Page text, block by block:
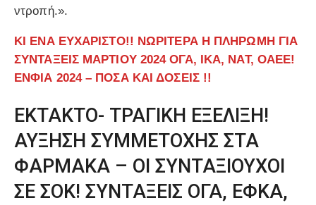
ντροπή.».
ΚΙ ΕΝΑ ΕΥΧΑΡΙΣΤΟ!! ΝΩΡΙΤΕΡΑ Η ΠΛΗΡΩΜΗ ΓΙΑ
ΣΥΝΤΑΞΕΙΣ ΜΑΡΤΙΟΥ 2024 ΟΓΑ, ΙΚΑ, ΝΑΤ, ΟΑΕΕ!
ΕΝΦΙΑ 2024 – ΠΟΣΑ ΚΑΙ ΔΟΣΕΙΣ !!
ΕΚΤΑΚΤΟ- ΤΡΑΓΙΚΗ ΕΞΕΛΙΞΗ!
ΑΥΞΗΣΗ ΣΥΜΜΕΤΟΧΗΣ ΣΤΑ
ΦΑΡΜΑΚΑ – ΟΙ ΣΥΝΤΑΞΙΟΥΧΟΙ
ΣΕ ΣΟΚ! ΣΥΝΤΑΞΕΙΣ ΟΓΑ, ΕΦΚΑ,